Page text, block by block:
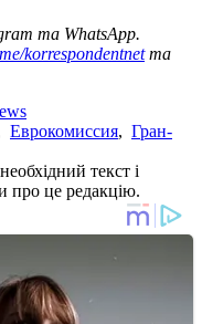
та WhatsApp.
korrespondentnetта
Еврокомиссия, Гран-
текст і
про це редакцію.